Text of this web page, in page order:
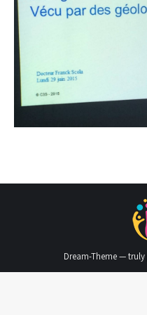
Dream-Theme — truly